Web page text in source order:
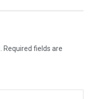
Required fields are